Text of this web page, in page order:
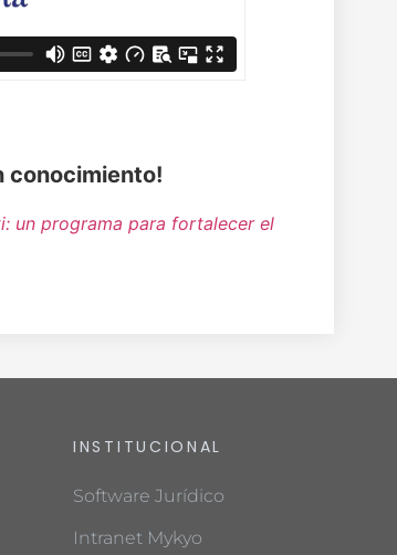
conocimiento!
un programa para fortalecer el
INSTITUCIONAL
Software Jurídico
Intranet Mykyo